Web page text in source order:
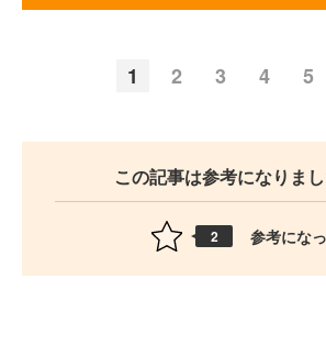
1 2 3 4 5
この記事は参考になりま
2 参考にな